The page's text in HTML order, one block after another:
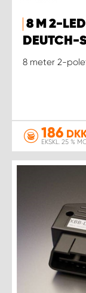
8 M 2-
DEUTCH-
8 meter 2-
186
EKSKL. 25 %